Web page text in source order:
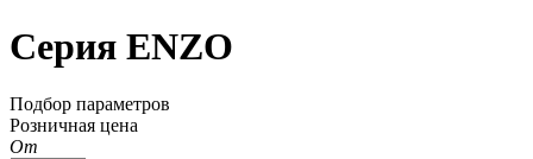
Серия ENZO
Подбор параметров
Розничная цена
От